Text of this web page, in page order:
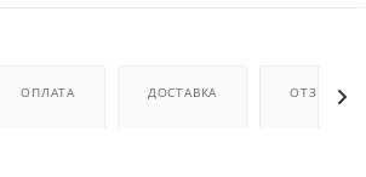
ОПЛАТА ДОСТАВКА ОТЗЫВЫ